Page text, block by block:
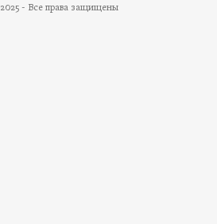
2025 - Все права защищены